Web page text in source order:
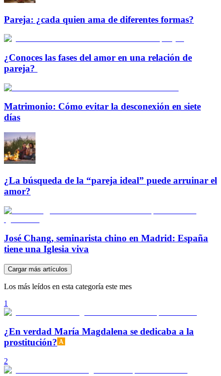
Pareja: ¿cada quien ama de diferentes formas?
¿Conoces las fases del amor en una relación de
pareja?
Matrimonio: Cómo evitar la desconexión en siete
días
¿La búsqueda de la “pareja ideal” puede arruinar el
amor?
José Chang, seminarista chino en Madrid: España
tiene una Iglesia viva
Cargar más artículos
Los más leídos en esta categoría este mes
1
¿En verdad María Magdalena se dedicaba a la
prostitución?
2